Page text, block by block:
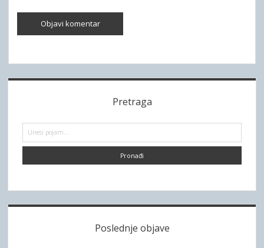
a
Pretraga
e
g
a
Poslednje objave